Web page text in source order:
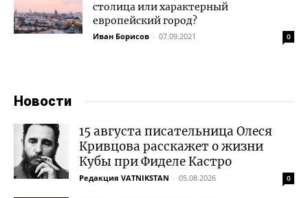
столица или характерный
европейский город?
Иван Борисов - 07.09.2021 0
Новости
15 августа писательница Олеся
Кривцова расскажет о жизни
Кубы при Фиделе Кастро
Редакция VATNIKSTAN - 05.08.2026 0